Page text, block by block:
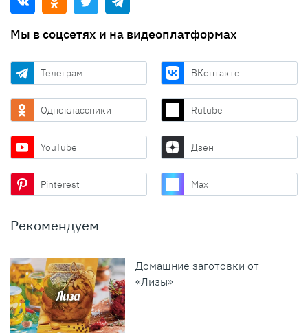
Мы в соцсетях и на видеоплатформах
Телеграм ВКонтакте
Одноклассники Rutube
YouTube Дзен
Pinterest Max
Рекомендуем
Домашние заготовки от
«Лизы»